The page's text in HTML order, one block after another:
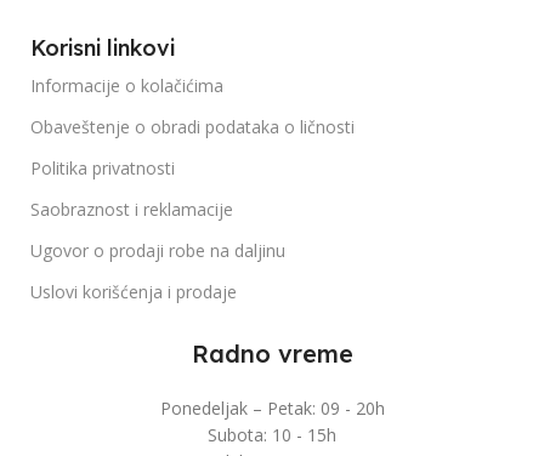
Korisni linkovi
Informacije o kolačićima
Obaveštenje o obradi podataka o ličnosti
Politika privatnosti
Saobraznost i reklamacije
Ugovor o prodaji robe na daljinu
Uslovi korišćenja i prodaje
Radno vreme
Ponedeljak – Petak: 09 - 20h
Subota: 10 - 15h